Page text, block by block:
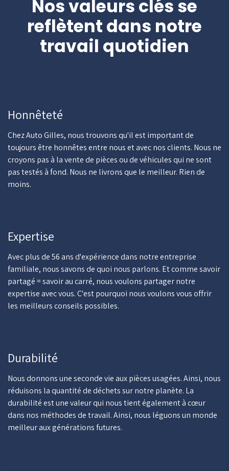
Nos valeurs clés se
reflètent dans notre
travail quotidien
Honnêteté
Chez Auto Gilles, nous trouvons qu'il est important de
toujours être honnêtes entre nous et avec nos clients. Nous ne
croyons pas à la vente de pièces ou de véhicules qui ne sont
pas testés à fond. Nous ne livrons que le meilleur. Rien de
moins.
Expertise
Avec plus de 56 ans d'expérience dans notre entreprise
familiale, nous savons de quoi nous parlons. Et comme savoir
partagé = savoir au carré, nous voulons partager notre
expertise avec vous. C'est pourquoi nous voulons vous offrir
les meilleurs conseils possibles.
Durabilité
Nous donnons une seconde vie aux pièces usagées. Ainsi, nous
réduisons la quantité de déchets sur notre planète. La
durabilité est une valeur qui nous tient également à cœur
dans nos méthodes de travail. Ainsi, nous léguons un monde
meilleur aux générations futures.